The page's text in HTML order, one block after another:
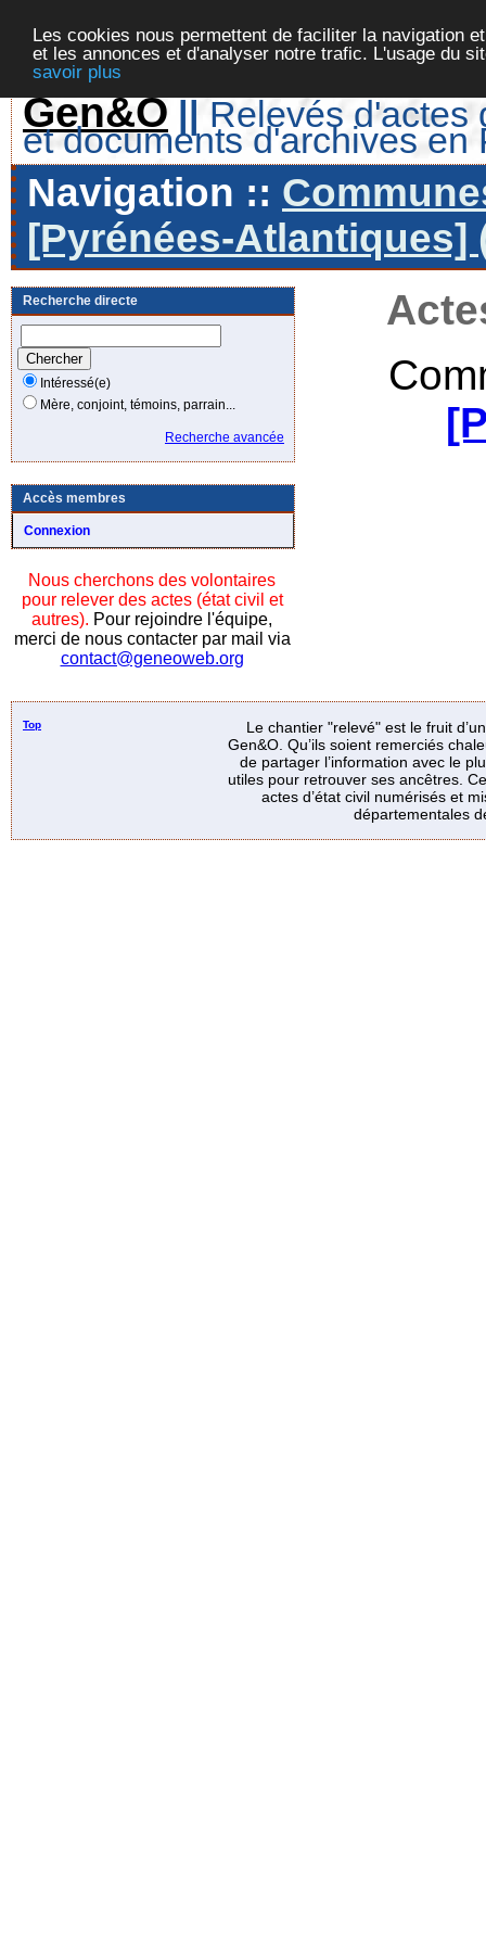
Les cookies nous permettent de faciliter la navigation
et les annonces et d'analyser notre trafic. L'usage du
savoir plus
Gen&O || Relevés d'actes
et documents d'archives en
Navigation ::
[Pyrénées-Atlantiques]
Recherche directe
Intéressé(e)
Mère, conjoint, témoins, parrain...
Recherche avancée
Accès membres
Connexion
Nous cherchons des volontaires
pour relever des actes (état civil et
autres). Pour rejoindre l'équipe,
merci de nous contacter par mail via
contact@geneoweb.org
Top
Le chantier "relevé" est le fruit
Gen&O. Qu’ils soient remerciés
de partager l’information avec le
utiles pour retrouver ses ancêtres.
actes d’état civil numérisés et
départementales